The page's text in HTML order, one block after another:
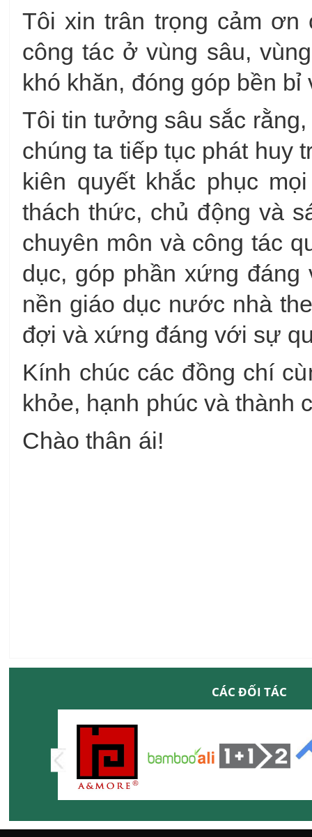
Tôi xin trân trọng cảm ơn
công tác ở vùng sâu,
khó khăn, đóng góp bền
Tôi tin tưởng sâu sắc
chúng ta tiếp tục phát huy
kiên quyết khắc phục
thách thức, chủ động và
chuyên môn và công tác
dục, góp phần xứng
nền giáo dục nước nhà
đợi và xứng đáng với sự
Kính chúc các đồng chí
khỏe, hạnh phúc và thành
Chào thân ái!
CÁC ĐỐI TÁC